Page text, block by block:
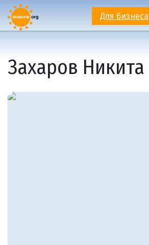
Для бизнеса
Захаров Никита